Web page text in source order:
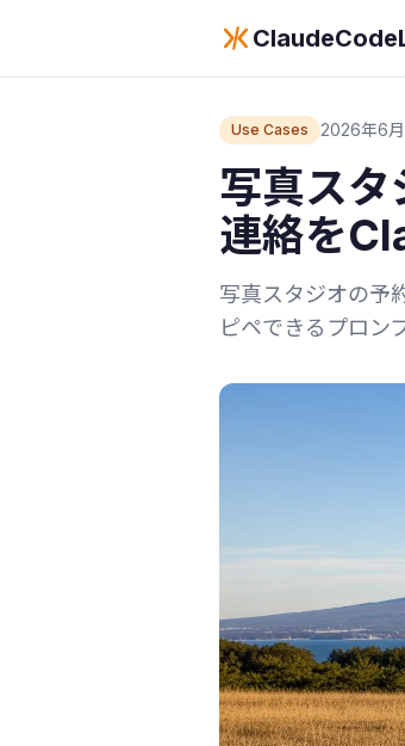
Use Cases 2026年6
写真ス
連絡を
写真スタジオの予
ピペできるプロン